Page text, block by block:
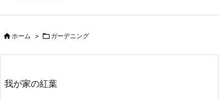
サイド

ホーム > ガーデニング
我が家の紅葉